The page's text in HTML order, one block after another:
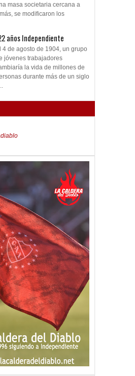
masa societaria cercana a
se modificaron los
años Independiente
4 de agosto de 1904, un grupo
jóvenes trabajadores
la vida de millones de
durante más de un siglo